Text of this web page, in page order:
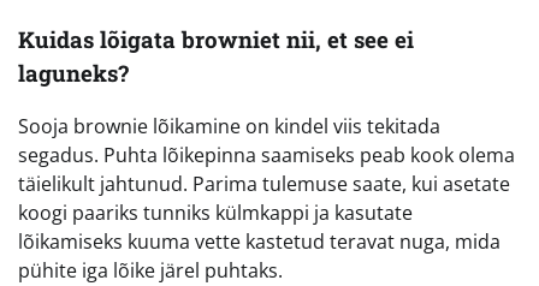
Kuidas lõigata browniet nii, et see ei
laguneks?
Sooja brownie lõikamine on kindel viis tekitada
segadus. Puhta lõikepinna saamiseks peab kook olema
täielikult jahtunud. Parima tulemuse saate, kui asetate
koogi paariks tunniks külmkappi ja kasutate
lõikamiseks kuuma vette kastetud teravat nuga, mida
pühite iga lõike järel puhtaks.